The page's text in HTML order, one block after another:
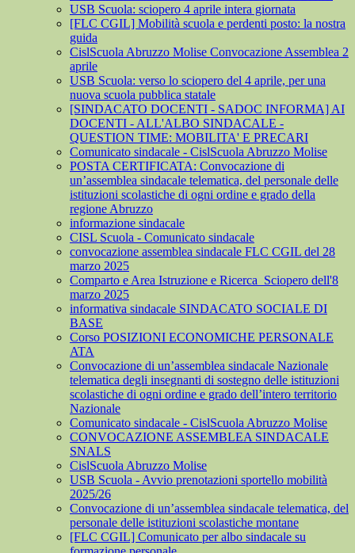
USB Scuola: sciopero 4 aprile intera giornata
[FLC CGIL] Mobilità scuola e perdenti posto: la nostra
guida
CislScuola Abruzzo Molise Convocazione Assemblea 2
aprile
USB Scuola: verso lo sciopero del 4 aprile, per una
nuova scuola pubblica statale
[SINDACATO DOCENTI - SADOC INFORMA] AI
DOCENTI - ALL'ALBO SINDACALE -
QUESTION TIME: MOBILITA' E PRECARI
Comunicato sindacale - CislScuola Abruzzo Molise
POSTA CERTIFICATA: Convocazione di
un’assemblea sindacale telematica, del personale delle
istituzioni scolastiche di ogni ordine e grado della
regione Abruzzo
informazione sindacale
CISL Scuola - Comunicato sindacale
convocazione assemblea sindacale FLC CGIL del 28
marzo 2025
Comparto e Area Istruzione e Ricerca_Sciopero dell'8
marzo 2025
informativa sindacale SINDACATO SOCIALE DI
BASE
Corso POSIZIONI ECONOMICHE PERSONALE
ATA
Convocazione di un’assemblea sindacale Nazionale
telematica degli insegnanti di sostegno delle istituzioni
scolastiche di ogni ordine e grado dell’intero territorio
Nazionale
Comunicato sindacale - CislScuola Abruzzo Molise
CONVOCAZIONE ASSEMBLEA SINDACALE
SNALS
CislScuola Abruzzo Molise
USB Scuola - Avvio prenotazioni sportello mobilità
2025/26
Convocazione di un’assemblea sindacale telematica, del
personale delle istituzioni scolastiche montane
[FLC CGIL] Comunicato per albo sindacale su